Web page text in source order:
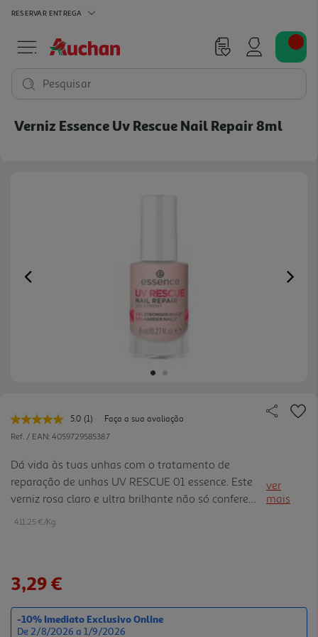
RESERVAR ENTREGA
Pesquisar
Verniz Essence Uv Rescue Nail Repair 8ml
Previous
5.0 Leu
uma
Link
para
a
mesma
página.
(1)
Faça a sua avaliação
Ref. / EAN: 4059729585387
Dá vida às tuas unhas com o tratamento de
reparação de unhas UV RESCUE 01 essence. Este
verniz rosa claro e ultra brilhante não só confere
um brilho delicado e natural, como também
ajuda a fortalecer, suavizar e proteger a superfície
instantaneamente as extremidades de peeling.
ver
mais
411.25 €/Kg
3,29 €
-10% Imediato Exclusivo Online
De 2/8/2026 a 1/9/2026